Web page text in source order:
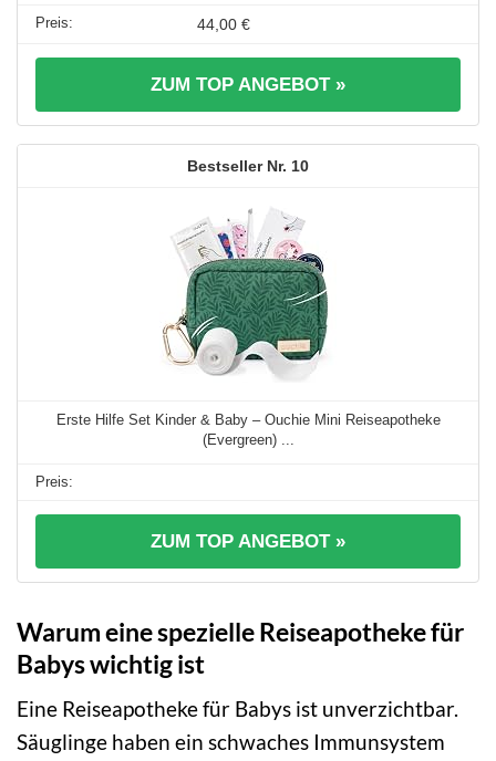
44,00 €
ZUM TOP ANGEBOT »
10
Erste Hilfe Set Kinder & Baby – Ouchie Mini Reiseapotheke
(Evergreen) ...
ZUM TOP ANGEBOT »
Warum eine spezielle Reiseapotheke für
Babys wichtig ist
Eine Reiseapotheke für Babys ist unverzichtbar.
Säuglinge haben ein schwaches Immunsystem